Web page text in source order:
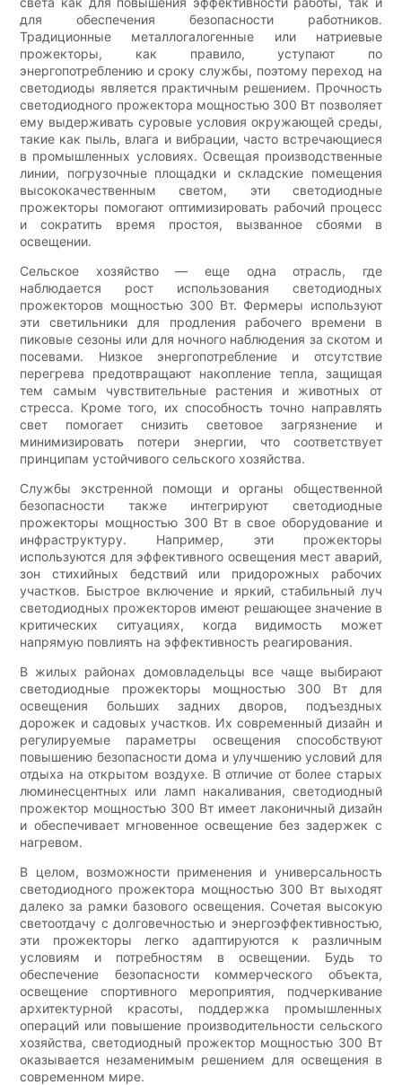
для обеспечения безопасности работников.
Традиционные металлогалогенные или натриевые
прожекторы, как правило, уступают по
энергопотреблению и сроку службы, поэтому переход на
светодиоды является практичным решением. Прочность
светодиодного прожектора мощностью 300 Вт позволяет
ему выдерживать суровые условия окружающей среды,
такие как пыль, влага и вибрации, часто встречающиеся
в промышленных условиях. Освещая производственные
линии, погрузочные площадки и складские помещения
высококачественным светом, эти светодиодные
прожекторы помогают оптимизировать рабочий процесс
и сократить время простоя, вызванное сбоями в
освещении.
Сельское хозяйство — еще одна отрасль, где
наблюдается рост использования светодиодных
прожекторов мощностью 300 Вт. Фермеры используют
эти светильники для продления рабочего времени в
пиковые сезоны или для ночного наблюдения за скотом и
посевами. Низкое энергопотребление и отсутствие
перегрева предотвращают накопление тепла, защищая
тем самым чувствительные растения и животных от
стресса. Кроме того, их способность точно направлять
свет помогает снизить световое загрязнение и
минимизировать потери энергии, что соответствует
принципам устойчивого сельского хозяйства.
Службы экстренной помощи и органы общественной
безопасности также интегрируют светодиодные
прожекторы мощностью 300 Вт в свое оборудование и
инфраструктуру. Например, эти прожекторы
используются для эффективного освещения мест аварий,
зон стихийных бедствий или придорожных рабочих
участков. Быстрое включение и яркий, стабильный луч
светодиодных прожекторов имеют решающее значение в
критических ситуациях, когда видимость может
напрямую повлиять на эффективность реагирования.
В жилых районах домовладельцы все чаще выбирают
светодиодные прожекторы мощностью 300 Вт для
освещения больших задних дворов, подъездных
дорожек и садовых участков. Их современный дизайн и
регулируемые параметры освещения способствуют
повышению безопасности дома и улучшению условий для
отдыха на открытом воздухе. В отличие от более старых
люминесцентных или ламп накаливания, светодиодный
прожектор мощностью 300 Вт имеет лаконичный дизайн
и обеспечивает мгновенное освещение без задержек с
нагревом.
В целом, возможности применения и универсальность
светодиодного прожектора мощностью 300 Вт выходят
далеко за рамки базового освещения. Сочетая высокую
светоотдачу с долговечностью и энергоэффективностью,
эти прожекторы легко адаптируются к различным
условиям и потребностям в освещении. Будь то
обеспечение безопасности коммерческого объекта,
освещение спортивного мероприятия, подчеркивание
архитектурной красоты, поддержка промышленных
операций или повышение производительности сельского
хозяйства, светодиодный прожектор мощностью 300 Вт
оказывается незаменимым решением для освещения в
современном мире.